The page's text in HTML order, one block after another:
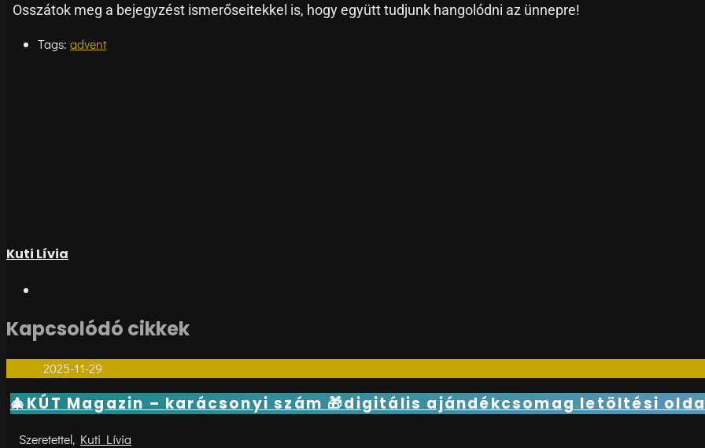
Osszátok meg a bejegyzést ismerőseitekkel is, hogy együtt tudjunk hangolódni az ünnepre!
Tags: advent
Kuti Lívia
Kapcsolódó cikkek
2025-11-29
🎄KÚT Magazin – karácsonyi szám 🎁digitális ajándékcsomag letöltési
Kuti Lívia